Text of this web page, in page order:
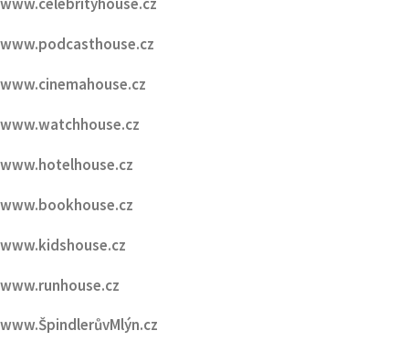
www.carshouse.cz
www.celebrityhouse.cz
www.podcasthouse.cz
www.cinemahouse.cz
www.watchhouse.cz
www.hotelhouse.cz
www.bookhouse.cz
www.kidshouse.cz